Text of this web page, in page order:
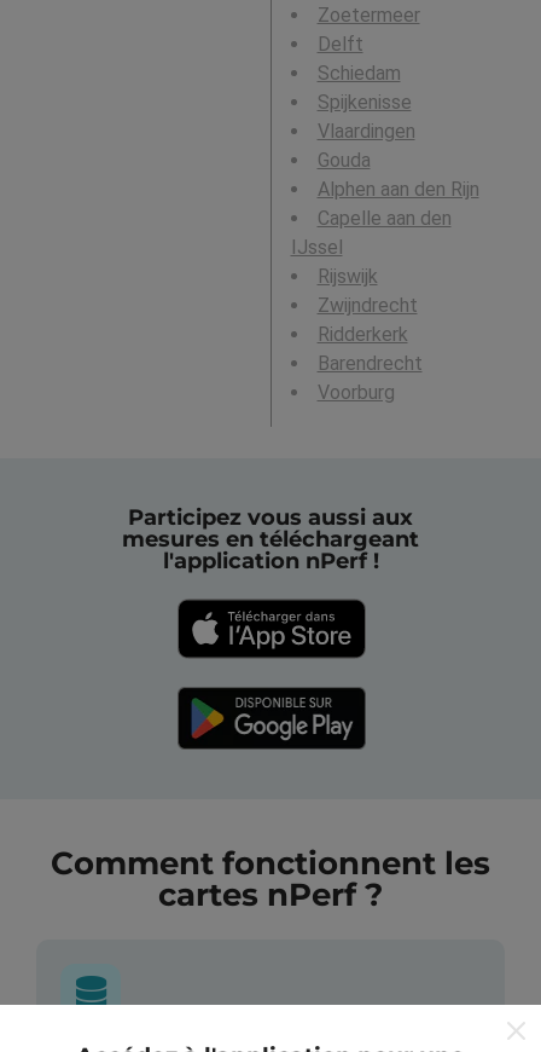
Zoetermeer
Delft
Schiedam
Spijkenisse
Vlaardingen
Gouda
Alphen aan den Rijn
Capelle aan den
IJssel
Rijswijk
Zwijndrecht
Ridderkerk
Barendrecht
Voorburg
Participez vous aussi aux
mesures en téléchargeant
l'application nPerf !
Comment fonctionnent les
cartes nPerf ?